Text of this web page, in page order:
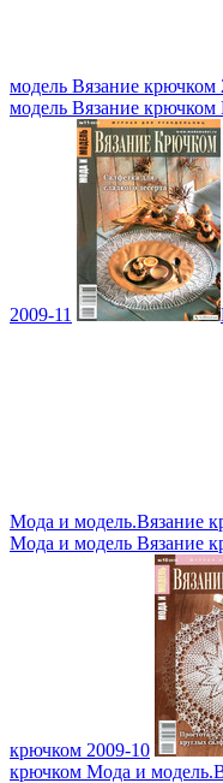
модель Вязание крючком
модель Вязание
2009-11
Мода и модель.Вязание
Мода и модель Вязание
крючком 2009-10
крючком Мода и